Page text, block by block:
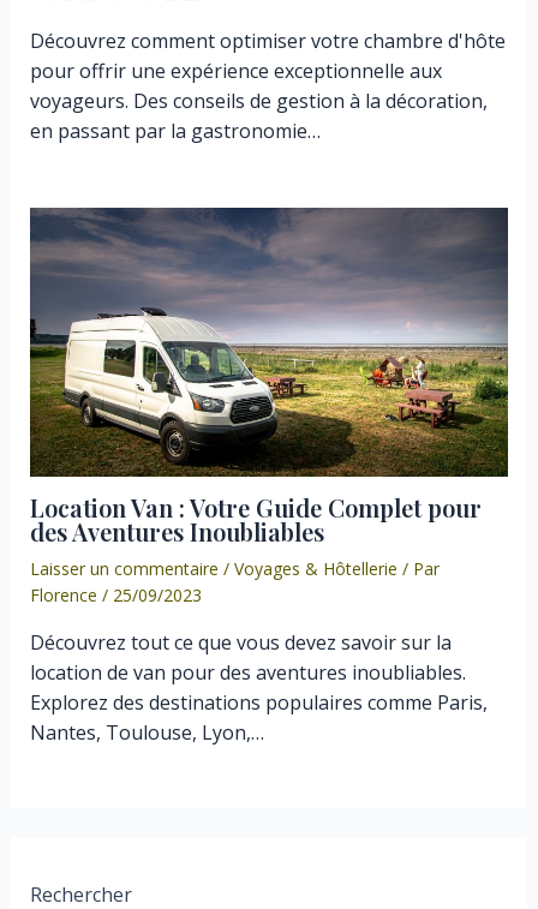
Découvrez comment optimiser votre chambre d'hôte
pour offrir une expérience exceptionnelle aux
voyageurs. Des conseils de gestion à la décoration,
en passant par la gastronomie…
Location Van : Votre Guide Complet pour
des Aventures Inoubliables
Laisser un commentaire / Voyages & Hôtellerie / Par
Florence / 25/09/2023
Découvrez tout ce que vous devez savoir sur la
location de van pour des aventures inoubliables.
Explorez des destinations populaires comme Paris,
Nantes, Toulouse, Lyon,…
Rechercher